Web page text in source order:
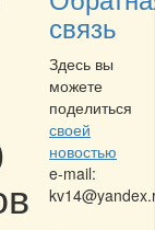
связь
Здесь вы
можете
поделиться
своей
новостью
e-mail: